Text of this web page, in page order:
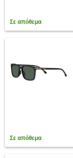
Σε απόθεμα
Σε απόθεμα